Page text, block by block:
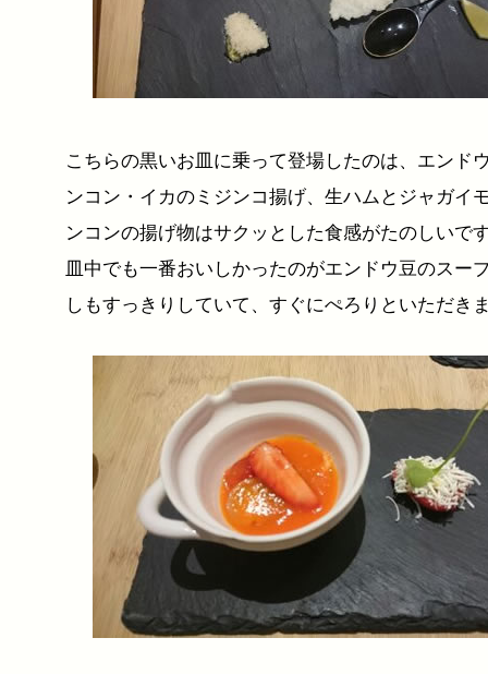
こちらの黒いお皿に乗って登場したのは、エンド
ンコン・イカのミジンコ揚げ、生ハムとジャガイ
ンコンの揚げ物はサクッとした食感がたのしいで
皿中でも一番おいしかったのがエンドウ豆のスー
しもすっきりしていて、すぐにぺろりといただき